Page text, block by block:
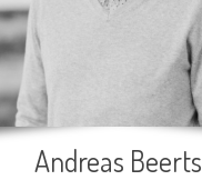
Andreas Beerts